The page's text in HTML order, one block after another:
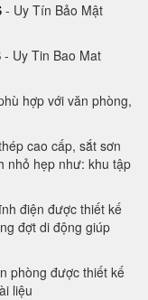
- Uy Tín Bảo Mật
- Uy Tin Bao Mat
hợp với văn phòng,
cao cấp, sắt sơn
nhỏ hẹp như: khu tập
điện được thiết kế
đợt di động giúp
phòng được thiết kế
liệu